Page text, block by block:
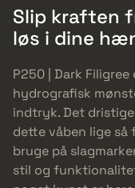
Slip kraften
løs i dine
P250 | Dark
hydrografisk
indtryk. Det
dette våben lige så
bruge på
stil og